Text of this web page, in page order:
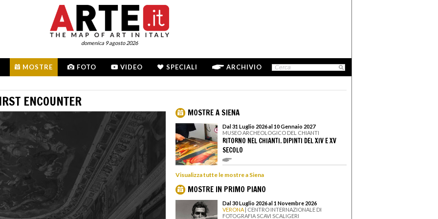
domenica 9 agosto 2026
MOSTRE FOTO VIDEO SPECIALI ARCHIVIO
ENCOUNTER
MOSTRE A SIENA
Dal 31 Luglio 2026 al 10 Gennaio 2027
MUSEO ARCHEOLOGICO DEL CHIANTI
RITORNO NEL CHIANTI. DIPINTI DEL XIV E XV
SECOLO
Visualizza tutte le mostre a Siena
MOSTRE IN PRIMO PIANO
Dal 30 Luglio 2026 al 1 Novembre 2026
VERONA | CENTRO INTERNAZIONALE DI
FOTOGRAFIA SCAVI SCALIGERI